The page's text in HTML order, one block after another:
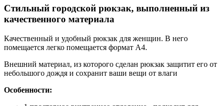
Стильный городской рюкзак, выполненный из
качественного материала
Качественный и удобный рюкзак для женщин. В него
помещается легко помещается формат A4.
Внешний материал, из которого сделан рюкзак защитит его от
небольшого дождя и сохранит ваши вещи от влаги
Особенности: